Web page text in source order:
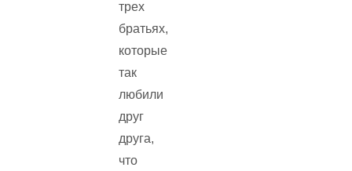
трех
братьях,
которые
так
любили
друг
друга,
что